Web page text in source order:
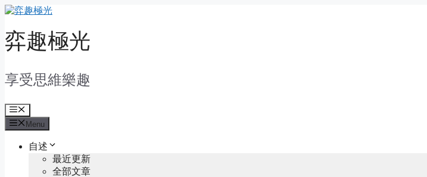
Skip
content
弈趣極光
享受思維樂趣
Menu
Menu
自述
最近更新
全部文章